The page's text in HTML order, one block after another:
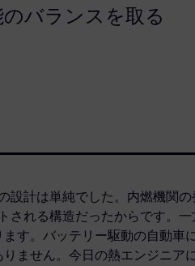
バランスを取る
設計は単純でした。内燃機関
される構造だったからです。一
す。バッテリー駆動の自動車
ません。今日の熱エンジニア